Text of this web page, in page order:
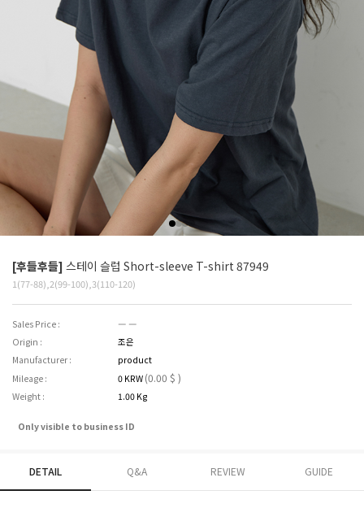
[후들후들] 스테이 슬럽 Short-sleeve T-shirt 87949
1(77-88),2(99-100),3(110-120)
Sales Price :
― ―
Origin :
조은
Manufacturer :
product
Mileage :
0 KRW (0.00 $ )
Weight : 1.00 Kg
Only visible to business ID
DETAIL Q&A REVIEW GUIDE